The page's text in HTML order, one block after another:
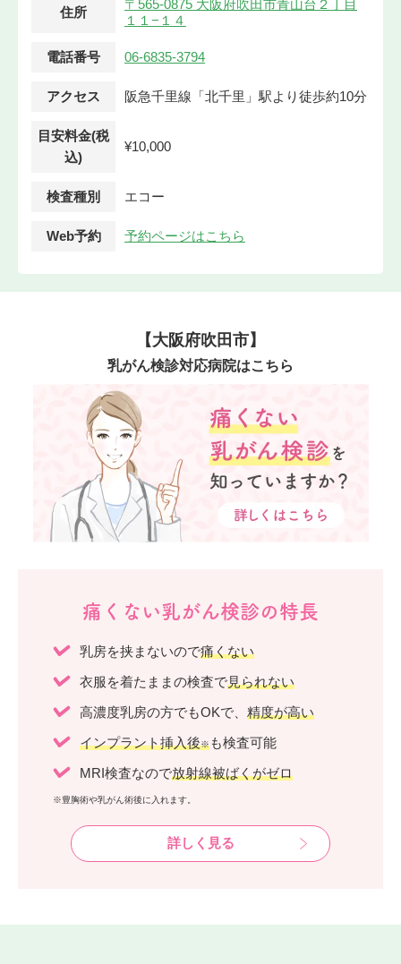
住所
〒565-0875 大阪府吹田市青山台２丁目
１１−１４
電話番号 06-6835-3794
アクセス 阪急千里線「北千里」駅より徒歩約10分
目安料金(税
込)
¥10,000
検査種別 エコー
Web予約 予約ページはこちら
【大阪府吹田市】
乳がん検診対応病院はこちら
痛くない乳がん検診の特長
乳房を挟まないので痛くない
衣服を着たままの検査で見られない
高濃度乳房の方でもOKで、 精度が高い
インプラント挿入後※ も検査可能
MRI検査なので放射線被ばくがゼロ
※豊胸術や乳がん術後に入れます。
詳しく見る